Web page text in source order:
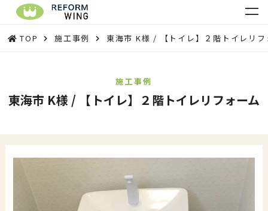
TOP 施工事例 東海市 K様 / 【トイレ】２階トイレリ
施工事例
東海市 K様 / 【トイレ】２階トイレリフォーム